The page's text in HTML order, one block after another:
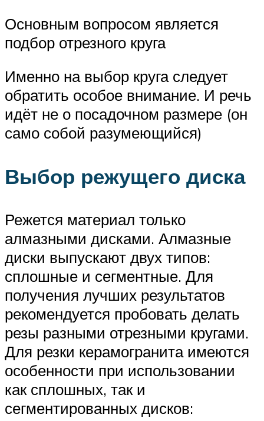
Основным вопросом является
подбор отрезного круга
Именно на выбор круга следует
обратить особое внимание. И речь
идёт не о посадочном размере (он
само собой разумеющийся)
Выбор режущего диска
Режется материал только
алмазными дисками. Алмазные
диски выпускают двух типов:
сплошные и сегментные. Для
получения лучших результатов
рекомендуется пробовать делать
резы разными отрезными кругами.
Для резки керамогранита имеются
особенности при использовании
как сплошных, так и
сегментированных дисков: